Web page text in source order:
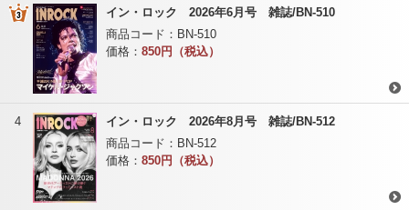
イン・ロック 2026年6月号 雑誌/BN-510
商品コード： BN-510
価格： 850円（税込）
4
イン・ロック 2026年8月号 雑誌/BN-512
商品コード： BN-512
価格： 850円（税込）